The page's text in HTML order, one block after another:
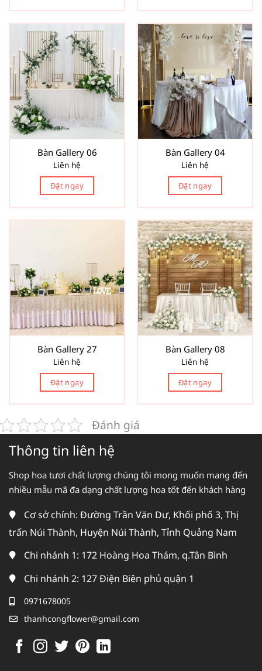
Bàn Gallery 06
Liên hệ
Đặt ngay
Bàn Gallery 04
Liên hệ
Đặt ngay
Bàn Gallery 27
Liên hệ
Đặt ngay
Bàn Gallery 08
Liên hệ
Đặt ngay
Đánh giá
Thông tin liên hệ
Shop hoa tươi chất lượng chúng tôi mong muốn mang đến
nhiều mẫu mã đa dạng chất lượng hoa tốt đến khách hàng
Cơ sở chính: Đường Trần Văn Dư, Khối phố 3, Thị
trấn Núi Thành, Huyện Núi Thành, Tỉnh Quảng Nam
Chi nhánh 1: 172 Hoàng Hoa Thám, q.Tân Bình
Chi nhánh 2: 127 Điện Biên phủ quận 1
0971678005
thanhcongflower@gmail.com